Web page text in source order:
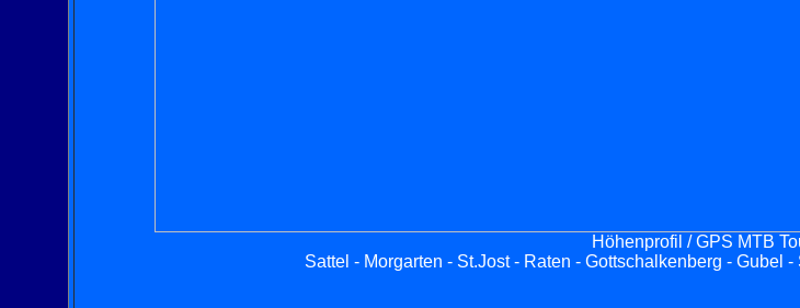
Höhenprofil / GPS MTB
Sattel - Morgarten - St.Jost - Raten - Gottschalkenberg - Gubel